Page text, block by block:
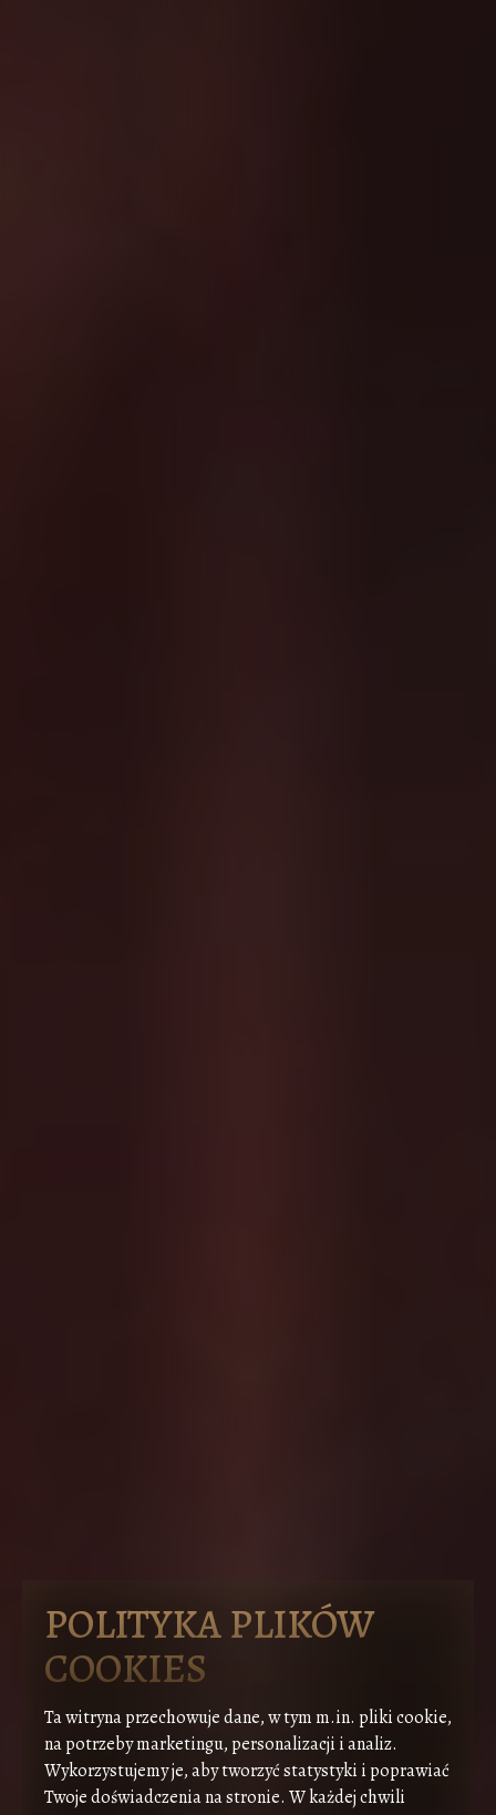
POLITYKA PLIKÓW
COOKIES
Ta witryna przechowuje dane, w tym m.in. pliki cookie,
na potrzeby marketingu, personalizacji i analiz.
Wykorzystujemy je, aby tworzyć statystyki i poprawiać
Twoje doświadczenia na stronie. W każdej chwili